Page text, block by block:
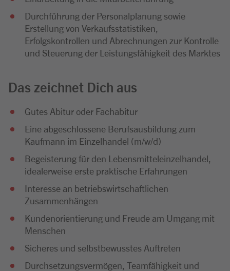
Durchführung der Personalplanung sowie
Erstellung von Verkaufsstatistiken,
Erfolgskontrollen und Abrechnungen zur Kontrolle
und Steuerung der Leistungsfähigkeit des Marktes
Das zeichnet Dich aus
Gutes Abitur oder Fachabitur
Eine abgeschlossene Berufsausbildung zum
Kaufmann im Einzelhandel (m/w/d)
Begeisterung für den Lebensmitteleinzelhandel,
idealerweise erste praktische Erfahrungen
Interesse an betriebswirtschaftlichen
Zusammenhängen
Kundenorientierung und Freude am Umgang mit
Menschen
Sicheres und selbstbewusstes Auftreten
Durchsetzungsvermögen, Teamfähigkeit und